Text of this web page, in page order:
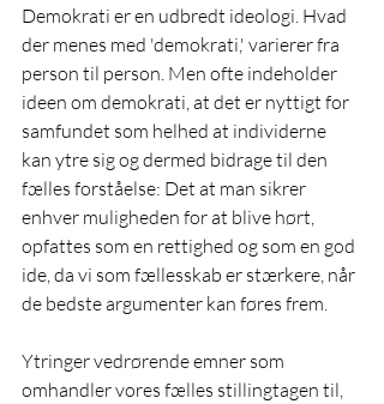
Demokrati er en udbredt ideologi. Hvad
der menes med 'demokrati,' varierer fra
person til person. Men ofte indeholder
ideen om demokrati, at det er nyttigt for
samfundet som helhed at individerne
kan ytre sig og dermed bidrage til den
fælles forståelse: Det at man sikrer
enhver muligheden for at blive hørt,
opfattes som en rettighed og som en god
ide, da vi som fællesskab er stærkere, når
de bedste argumenter kan føres frem.
Ytringer vedrørende emner som
omhandler vores fælles stillingtagen til,